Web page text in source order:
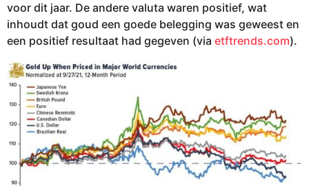
voor dit jaar. De andere valuta waren positief, wat
inhoudt dat goud een goede belegging was geweest en
een positief resultaat had gegeven (via etftrends.com).